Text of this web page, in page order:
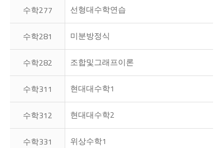
수학277 선형대수학연습
수학281 미분방정식
수학282 조합및그래프이론
수학311 현대대수학1
수학312 현대대수학2
수학331 위상수학1